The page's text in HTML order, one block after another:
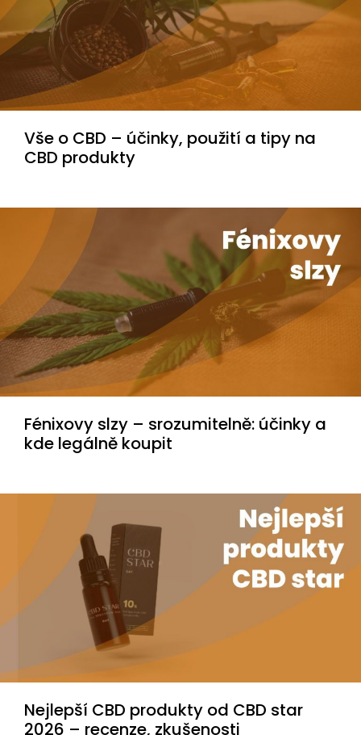
Vše o CBD – účinky, použití a tipy na
CBD produkty
Fénixovy slzy – srozumitelně: účinky a
kde legálně koupit
Nejlepší CBD produkty od CBD star
2026 – recenze, zkušenosti